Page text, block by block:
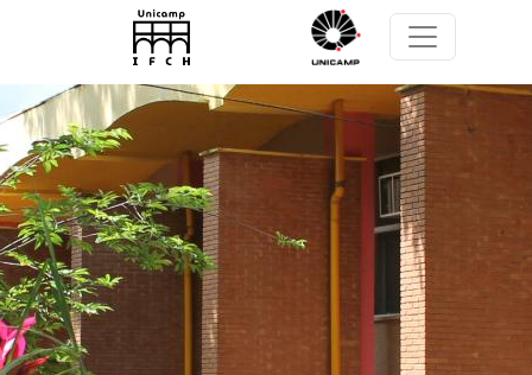
Pular para o conteúdo principal